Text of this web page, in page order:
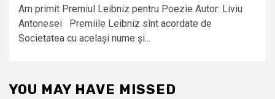
Am primit Premiul Leibniz pentru Poezie Autor: Liviu
Antonesei Premiile Leibniz sînt acordate de
Societatea cu același nume și...
YOU MAY HAVE MISSED